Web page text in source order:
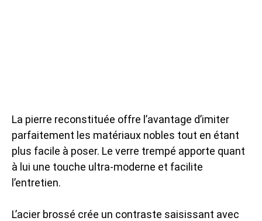
La pierre reconstituée offre l’avantage d’imiter
parfaitement les matériaux nobles tout en étant
plus facile à poser. Le verre trempé apporte quant
à lui une touche ultra-moderne et facilite
l’entretien.
L’acier brossé crée un contraste saisissant avec